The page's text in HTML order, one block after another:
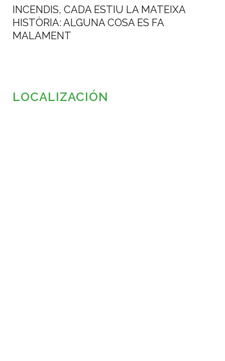
INCENDIS, CADA ESTIU LA MATEIXA
HISTÒRIA: ALGUNA COSA ES FA
MALAMENT
LOCALIZACIÓN